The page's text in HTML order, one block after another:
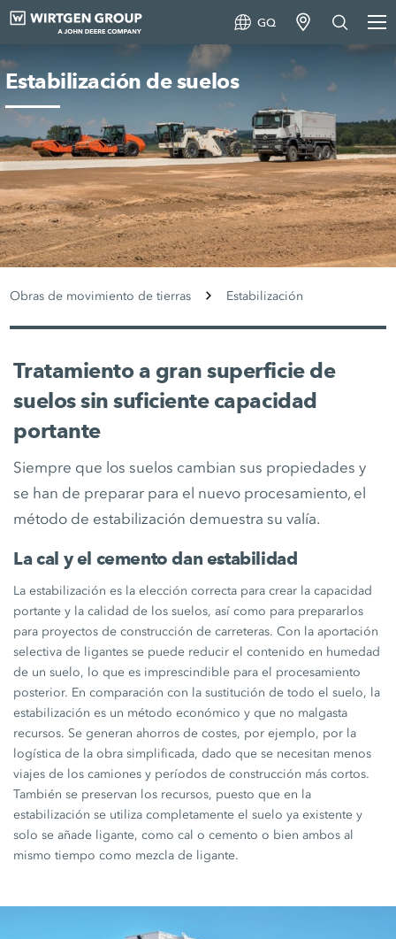
GQ
Estabilización de suelos
Obras de movimiento de tierras Estabilización
Tratamiento a gran superficie de
suelos sin suficiente capacidad
portante
Siempre que los suelos cambian sus propiedades y
se han de preparar para el nuevo procesamiento, el
método de estabilización demuestra su valía.
La cal y el cemento dan estabilidad
La estabilización es la elección correcta para crear la capacidad
portante y la calidad de los suelos, así como para prepararlos
para proyectos de construcción de carreteras. Con la aportación
selectiva de ligantes se puede reducir el contenido en humedad
de un suelo, lo que es imprescindible para el procesamiento
posterior. En comparación con la sustitución de todo el suelo, la
estabilización es un método económico y que no malgasta
recursos. Se generan ahorros de costes, por ejemplo, por la
logística de la obra simplificada, dado que se necesitan menos
viajes de los camiones y períodos de construcción más cortos.
También se preservan los recursos, puesto que en la
estabilización se utiliza completamente el suelo ya existente y
solo se añade ligante, como cal o cemento o bien ambos al
mismo tiempo como mezcla de ligante.